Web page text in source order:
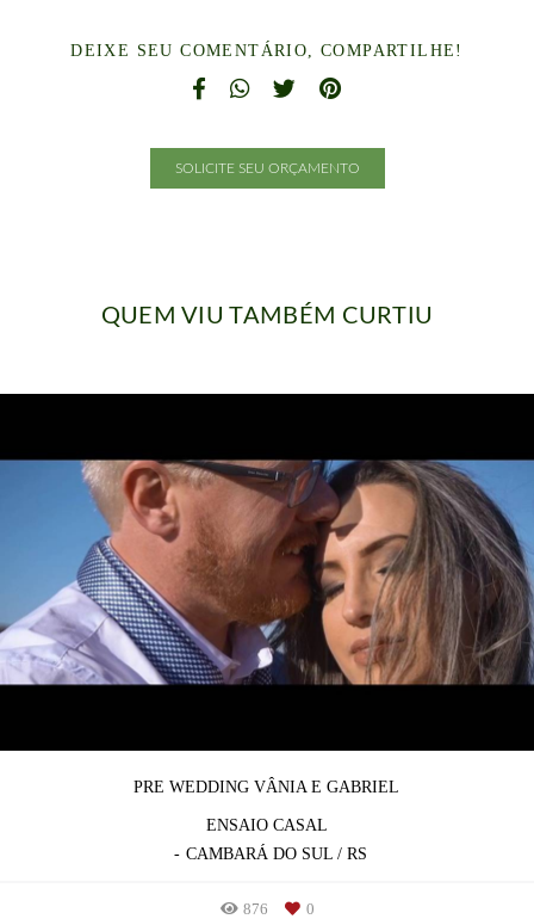
DEIXE SEU COMENTÁRIO, COMPARTILHE!
SOLICITE SEU ORÇAMENTO
QUEM VIU TAMBÉM CURTIU
PRE WEDDING VÂNIA E GABRIEL
ENSAIO CASAL
CAMBARÁ DO SUL / RS
876 0